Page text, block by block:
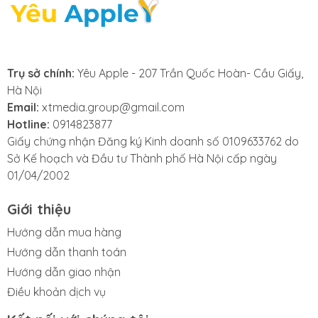
Touch ID thế hệ tiếp theo
iPad Air 4 đã loại bỏ hoàn toàn nút Home ở mặt trước
ngay trên chính nút nguồn. Touch ID sẽ giúp bạn xác
thực một cách liền mạch bất cứ khi nào bạn chạm
vào nó.
Trụ sở chính: Yêu Apple - 207 Trần Quốc Hoàn- Cầu Giấy,
Hà Nội
Email: xtmedia.group@gmail.com
Hotline: 0914823877
Giấy chứng nhận Đăng ký Kinh doanh số 0109633762 do
Sở Kế hoạch và Đầu tư Thành phố Hà Nội cấp ngày
01/04/2002
Giới thiệu
Hướng dẫn mua hàng
Hướng dẫn thanh toán
Hướng dẫn giao nhận
Điều khoản dịch vụ